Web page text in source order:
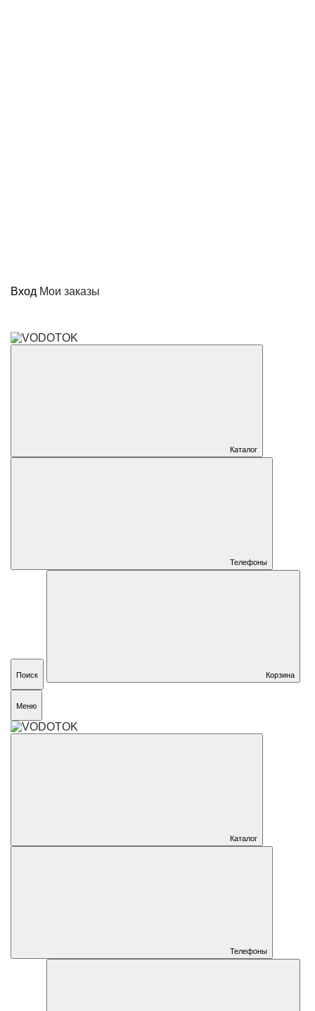
Вход Мои заказы
Каталог
Телефоны
Поиск Корзина
Меню
Каталог
Телефоны